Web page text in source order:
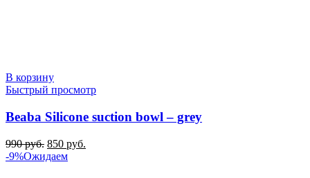
В корзину
Быстрый просмотр
Beaba Silicone suction bowl – grey
990руб. Первоначальная
цена
850 руб.
-9%Ожидаем